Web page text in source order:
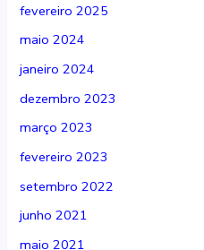
fevereiro 2025
maio 2024
janeiro 2024
dezembro 2023
março 2023
fevereiro 2023
setembro 2022
junho 2021
maio 2021